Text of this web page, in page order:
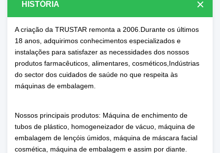
HISTÓRIA
A criação da TRUSTAR remonta a 2006.Durante os últimos
18 anos, adquirimos conhecimentos especializados e
instalações para satisfazer as necessidades dos nossos
produtos farmacêuticos, alimentares, cosméticos,Indústrias
do sector dos cuidados de saúde no que respeita às
máquinas de embalagem.
Nossos principais produtos: Máquina de enchimento de
tubos de plástico, homogeneizador de vácuo, máquina de
embalagem de lençóis úmidos, máquina de máscara facial
cosmética, máquina de embalagem e assim por diante.